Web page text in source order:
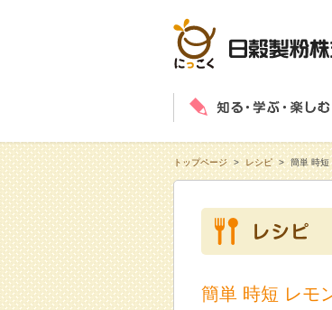
トップページ > レシピ > 簡単 時短
簡単 時短 レモ